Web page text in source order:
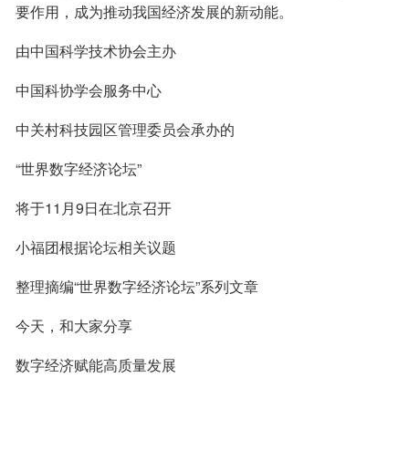
要作用，成为推动我国经济发展的新动能。
由中国科学技术协会主办
中国科协学会服务中心
中关村科技园区管理委员会承办的
“世界数字经济论坛”
将于11月9日在北京召开
小福团根据论坛相关议题
整理摘编“世界数字经济论坛”系列文章
今天，和大家分享
数字经济赋能高质量发展